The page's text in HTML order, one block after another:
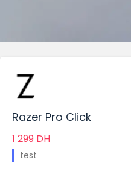
Razer Pro Click
1 299 DH
test